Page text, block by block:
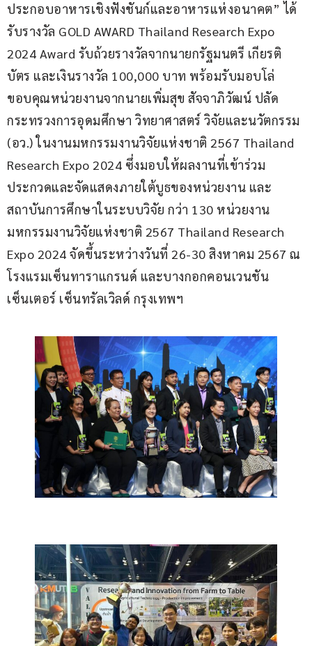
ประกอบอาหารเชิงฟังชันก์และอาหารแห่งอนาคต” ได้
รับรางวัล GOLD AWARD Thailand Research Expo
2024 Award รับถ้วยรางวัลจากนายกรัฐมนตรี เกียรติ
บัตร และเงินรางวัล 100,000 บาท พร้อมรับมอบโล่
ขอบคุณหน่วยงานจากนายเพิ่มสุข สัจจาภิวัฒน์ ปลัด
กระทรวงการอุดมศึกษา วิทยาศาสตร์ วิจัยและนวัตกรรม
(อว.) ในงานมหกรรมงานวิจัยแห่งชาติ 2567 Thailand
Research Expo 2024 ซึ่งมอบให้ผลงานที่เข้าร่วม
ประกวดและจัดแสดงภายใต้บูธของหน่วยงาน และ
สถาบันการศึกษาในระบบวิจัย กว่า 130 หน่วยงาน
มหกรรมงานวิจัยแห่งชาติ 2567 Thailand Research
Expo 2024 จัดขึ้นระหว่างวันที่ 26-30 สิงหาคม 2567 ณ
โรงแรมเซ็นทาราแกรนด์ และบางกอกคอนเวนชัน
เซ็นเตอร์ เซ็นทรัลเวิลด์ กรุงเทพฯ